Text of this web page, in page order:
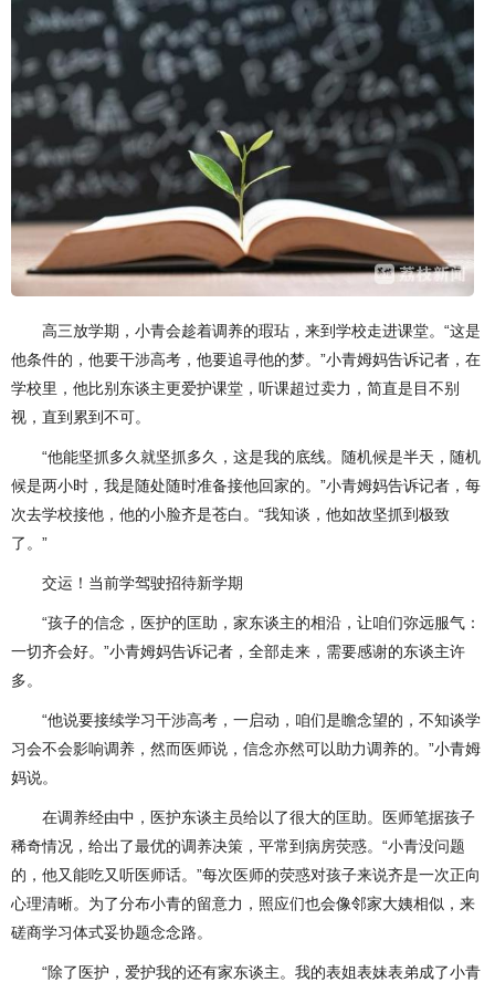
高三放学期，小青会趁着调养的瑕玷，来到学校走进课堂。“这是
他条件的，他要干涉高考，他要追寻他的梦。”小青姆妈告诉记者，在
学校里，他比别东谈主更爱护课堂，听课超过卖力，简直是目不别
视，直到累到不可。
“他能坚抓多久就坚抓多久，这是我的底线。随机候是半天，随机
候是两小时，我是随处随时准备接他回家的。”小青姆妈告诉记者，每
次去学校接他，他的小脸齐是苍白。“我知谈，他如故坚抓到极致
了。”
交运！当前学驾驶招待新学期
“孩子的信念，医护的匡助，家东谈主的相沿，让咱们弥远服气：
一切齐会好。”小青姆妈告诉记者，全部走来，需要感谢的东谈主许
多。
“他说要接续学习干涉高考，一启动，咱们是瞻念望的，不知谈学
习会不会影响调养，然而医师说，信念亦然可以助力调养的。”小青姆
妈说。
在调养经由中，医护东谈主员给以了很大的匡助。医师笔据孩子
稀奇情况，给出了最优的调养决策，平常到病房荧惑。“小青没问题
的，他又能吃又听医师话。”每次医师的荧惑对孩子来说齐是一次正向
心理清晰。为了分布小青的留意力，照应们也会像邻家大姨相似，来
磋商学习体式妥协题念念路。
“除了医护，爱护我的还有家东谈主。我的表姐表妹表弟成了小青